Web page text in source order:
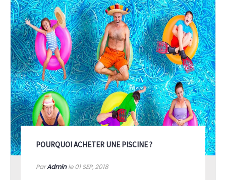
POURQUOI ACHETER UNE PISCINE ?
ParAdminle 01SEP, 2018